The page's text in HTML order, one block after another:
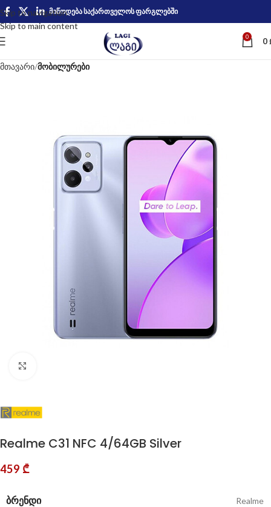
Skip to navigation
Skip to main content
მიწოდება საქართველოს ფარგლებში
0 0
მთავარი მობილურები
Realme C31 NFC 4/64GB Silver
459 ₾
ᲑᲠᲔᲜᲓᲘ Realme